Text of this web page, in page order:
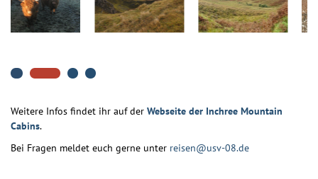
Weitere Infos findet ihr auf der Webseite der Inchree Mountain
Cabins.
Bei Fragen meldet euch gerne unter reisen@usv-08.de